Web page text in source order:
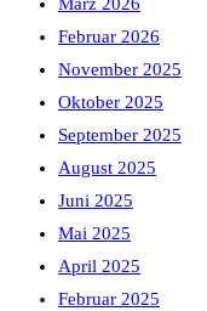
März 2026
Februar 2026
November 2025
Oktober 2025
September 2025
August 2025
Juni 2025
Mai 2025
April 2025
Februar 2025